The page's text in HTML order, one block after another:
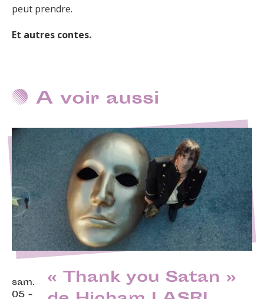
peut prendre.
Et autres contes.
A voir aussi
sam.
05 -
« Thank you Satan »